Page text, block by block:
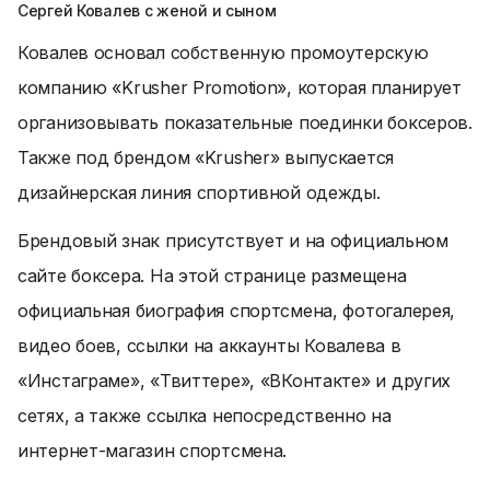
Сергей Ковалев с женой и сыном
Ковалев основал собственную промоутерскую
компанию «Krusher Promotion», которая планирует
организовывать показательные поединки боксеров.
Также под брендом «Krusher» выпускается
дизайнерская линия спортивной одежды.
Брендовый знак присутствует и на официальном
сайте боксера. На этой странице размещена
официальная биография спортсмена, фотогалерея,
видео боев, ссылки на аккаунты Ковалева в
«Инстаграме», «Твиттере», «ВКонтакте» и других
сетях, а также ссылка непосредственно на
интернет-магазин спортсмена.